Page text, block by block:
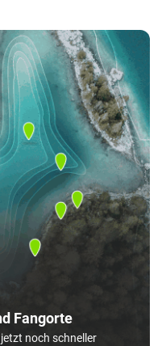
Fangorte
noch schneller